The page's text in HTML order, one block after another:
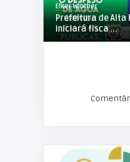
Elker Winther
Prefeitura de Alta
iniciará fisca ...